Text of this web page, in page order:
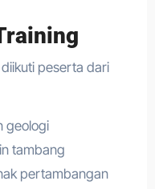
peserta dari
geologi
tambang
pertambangan